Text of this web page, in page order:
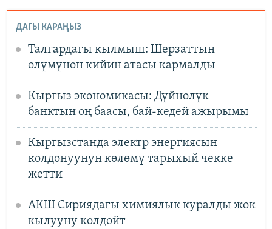
ДАГЫ КАРАҢЫЗ
Талгардагы кылмыш: Шерзаттын
өлүмүнөн кийин атасы кармалды
Кыргыз экономикасы: Дүйнөлүк
банктын оң баасы, бай-кедей ажырымы
Кыргызстанда электр энергиясын
колдонуунун көлөмү тарыхый чекке
жетти
АКШ Сириядагы химиялык куралды жок
кылууну колдойт